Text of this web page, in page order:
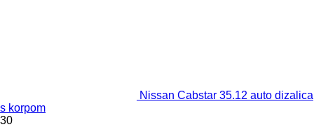
Nissan Cabstar 35.12 auto dizalica
s korpom
30